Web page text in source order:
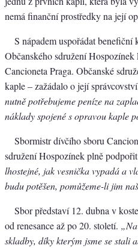
nemá finanční prostředky na její
S nápadem uspořádat
Občanského sdružení
Cancioneta Praga. Občanské
kaple – zažádalo o její
nutně potřebujeme peníze na
náklady spojené s opravou kaple
Sbormistr dívčího sboru
sdružení Hospozínek plně
lhostejné, jak vesnička vypadá a
budu potěšen, pomůžeme-li jim
Sbor představí 12. dubna v
od renesance až po 20. století.
skladby, díky kterým jsme se stali